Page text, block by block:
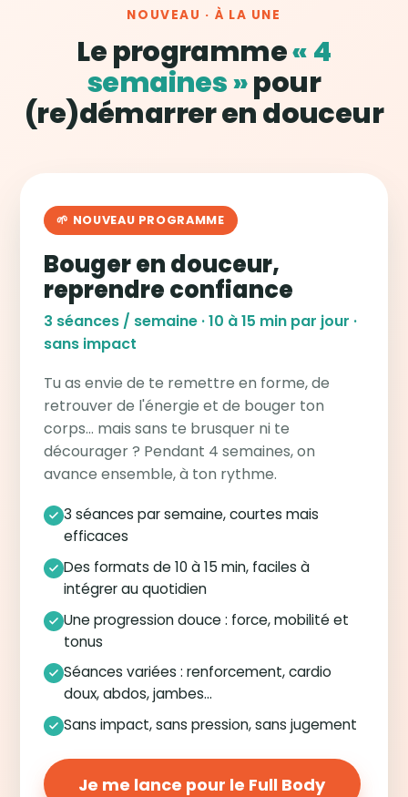
NOUVEAU · À LA UNE
Le programme« 4
semaines »pour
(re)démarrer en douceur
🌱 NOUVEAU PROGRAMME
Bouger en douceur,
reprendre confiance
3 séances / semaine · 10 à 15 min par jour ·
sans impact
Tu as envie de te remettre en forme, de
retrouver de l'énergie et de bouger ton
corps… mais sans te brusquer ni te
décourager ? Pendant 4 semaines, on
avance ensemble, à ton rythme.
3 séances par semaine, courtes mais
efficaces
Des formats de 10 à 15 min, faciles à
intégrer au quotidien
Une progression douce : force, mobilité et
tonus
Séances variées : renforcement, cardio
doux, abdos, jambes…
Sans impact, sans pression, sans jugement
Je me lance pour le Full Body